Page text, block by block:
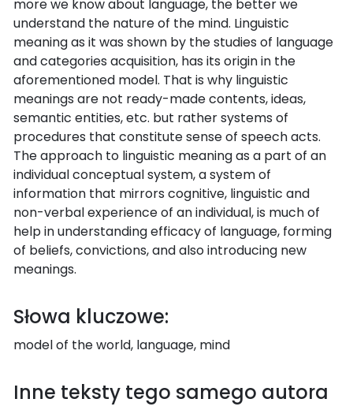
more we know about language, the better we
understand the nature of the mind. Linguistic
meaning as it was shown by the studies of language
and categories acquisition, has its origin in the
aforementioned model. That is why linguistic
meanings are not ready-made contents, ideas,
semantic entities, etc. but rather systems of
procedures that constitute sense of speech acts.
The approach to linguistic meaning as a part of an
individual conceptual system, a system of
information that mirrors cognitive, linguistic and
non-verbal experience of an individual, is much of
help in understanding efficacy of language, forming
of beliefs, convictions, and also introducing new
meanings.
Słowa kluczowe:
model of the world, language, mind
Inne teksty tego samego autora